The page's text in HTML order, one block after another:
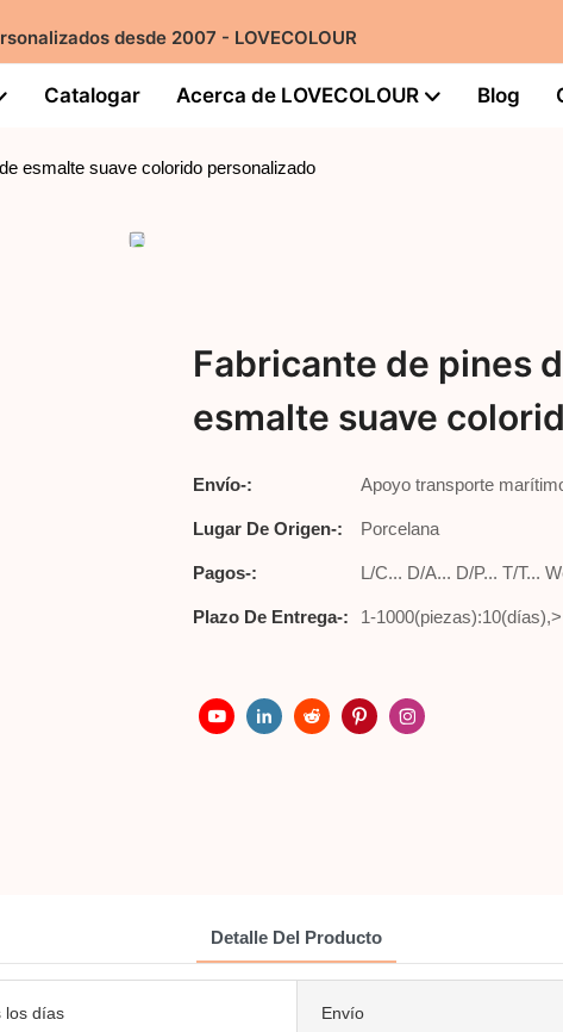
desde 2007 - LOVECOLOUR
Catalogar Acerca de LOVECOLOUR Blog
esmalte suave colorido personalizado
Fabricante de pines
esmalte suave
Envío-: Apoyo transporte
Lugar De Origen-: Porcelana
Pagos-: L/C... D/A... D/P... T/T...
Plazo De Entrega-: 1-
Detalle Del Producto
los días Envío